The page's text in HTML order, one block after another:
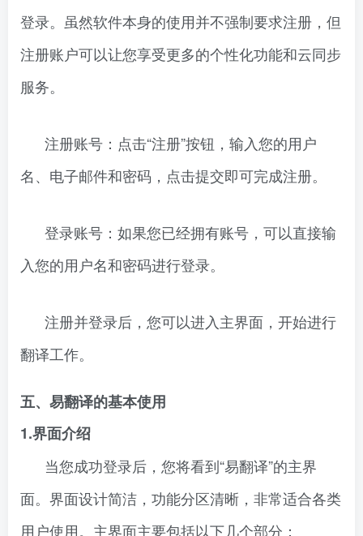
登录。虽然软件本身的使用并不强制要求注册，但
注册账户可以让您享受更多的个性化功能和云同步
服务。
注册账号：点击“注册”按钮，输入您的用户
名、电子邮件和密码，点击提交即可完成注册。
登录账号：如果您已经拥有账号，可以直接输
入您的用户名和密码进行登录。
注册并登录后，您可以进入主界面，开始进行
翻译工作。
五、易翻译的基本使用
1.界面介绍
当您成功登录后，您将看到“易翻译”的主界
面。界面设计简洁，功能分区清晰，非常适合各类
用户使用。主界面主要包括以下几个部分：